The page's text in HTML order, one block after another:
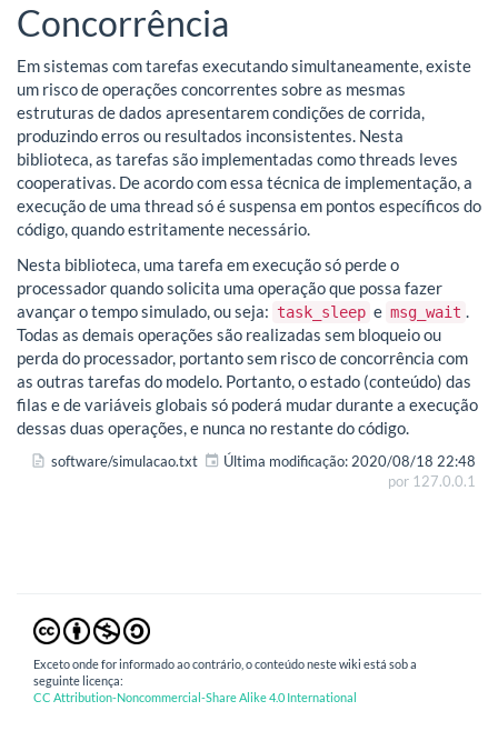
Concorrência
Em sistemas com tarefas executando simultaneamente, existe
um risco de operações concorrentes sobre as mesmas
estruturas de dados apresentarem condições de corrida,
produzindo erros ou resultados inconsistentes. Nesta
biblioteca, as tarefas são implementadas como threads leves
cooperativas. De acordo com essa técnica de implementação, a
execução de uma thread só é suspensa em pontos específicos do
código, quando estritamente necessário.
Nesta biblioteca, uma tarefa em execução só perde o
processador quando solicita uma operação que possa fazer
avançar o tempo simulado, ou seja: task_sleep e msg_wait .
Todas as demais operações são realizadas sem bloqueio ou
perda do processador, portanto sem risco de concorrência com
as outras tarefas do modelo. Portanto, o estado (conteúdo) das
filas e de variáveis globais só poderá mudar durante a execução
dessas duas operações, e nunca no restante do código.
software/simulacao.txt Última modificação:2020/08/18 22:48
por 127.0.0.1
Exceto onde for informado ao contrário, o conteúdo neste wiki está sob a
seguinte licença:
CC Attribution-Noncommercial-Share Alike 4.0 International